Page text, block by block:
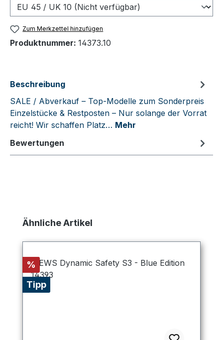
Zum Merkzettel hinzufügen
Produktnummer: 14373.10
Beschreibung
SALE / Abverkauf – Top-Modelle zum Sonderpreis
Einzelstücke & Restposten – Nur solange der Vorrat
reicht! Wir schaffen Platz… Mehr
Bewertungen
Produktgalerie überspringen
Ähnliche Artikel
Rabatt
%
Tipp